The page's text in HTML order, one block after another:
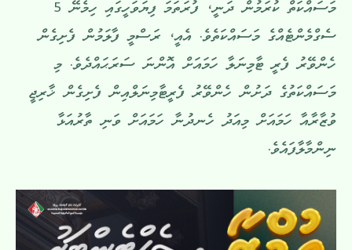
މަސައްކަތް ކުރަމުން ދަނީ، ފުރަތަމަ ފިޔަވަހީގައި ހިމެނޭ 5
ސެގްމެންޓެއްގެ މަސައްކަތެވެ. އެއީ، ރަސްމީ ފާލަމުން ފެށިގެން
ހެންވޭރު ފެރީ ޓާމިނަލާ ހަމައަށް އޮންނަ ސަރަޙައްދެވެ. މި
މަސައްކަތުގެ ދަށުން ހެންވޭރު ފެރީޓާމިނަލްއިން ފެށިގެން ޚާރިޖީ
ވުޒާރާއާ ހަމައަށް މިއަދު ހެނދުނާ ހަމައަށް ވަނި ތާރުއަޅާ
ނިންމާލާފައެވެ.